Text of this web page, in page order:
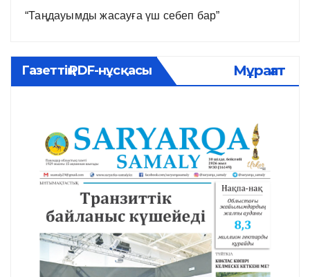
“Таңдауымды жасауға үш себеп бар”
Газеттің PDF-нұсқасы Мұрағат